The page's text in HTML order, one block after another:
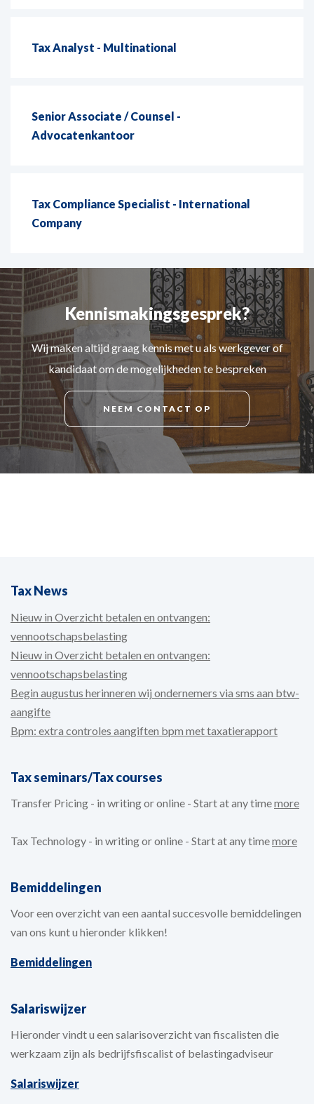
Tax Analyst - Multinational
Senior Associate / Counsel -
Advocatenkantoor
Tax Compliance Specialist - International
Company
Kennismakingsgesprek?
Wij maken altijd graag kennis met u als werkgever of
kandidaat om de mogelijkheden te bespreken
NEEM CONTACT OP
Tax News
Nieuw in Overzicht betalen en ontvangen:
vennootschapsbelasting
Nieuw in Overzicht betalen en ontvangen:
vennootschapsbelasting
Begin augustus herinneren wij ondernemers via sms aan btw-
aangifte
Bpm: extra controles aangiften bpm met taxatierapport
Tax seminars/Tax courses
Transfer Pricing - in writing or online - Start at any timemore
Tax Technology - in writing or online - Start at any timemore
Bemiddelingen
Voor een overzicht van een aantal succesvolle bemiddelingen
van ons kunt u hieronder klikken!
Bemiddelingen
Salariswijzer
Hieronder vindt u een salarisoverzicht van fiscalisten die
werkzaam zijn als bedrijfsfiscalist of belastingadviseur
Salariswijzer